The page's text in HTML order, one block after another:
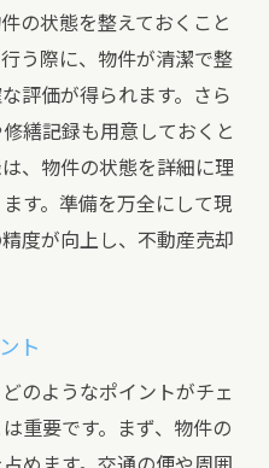
の状態を整えておくこと
う際に、物件が清潔で整
評価が得られます。さら
繕記録も用意しておくと
、物件の状態を詳細に理
す。準備を万全にして現
度が向上し、不動産売却
ト
のようなポイントがチェ
重要です。まず、物件の